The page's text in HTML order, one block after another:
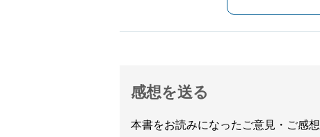
感想を送る
本書をお読みになったご意見・ご感